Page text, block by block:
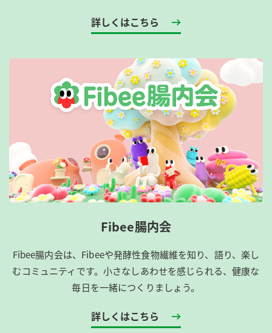
詳しくはこちら
Fibee腸内会
Fibee腸内会は、​Fibeeや発酵性食物繊維を知り、語り、楽し
むコミュニティです。​小さなしあわせを感じられる、健康な
毎日を一緒につくりましょう。
詳しくはこちら